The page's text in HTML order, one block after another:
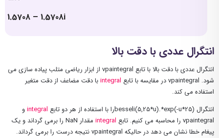
1.5708 – 1.5708i
انتگرال عددی با دقت بالا
انتگرال عددی با دقت بالا با تابع vpaintegral از ابزار ریاضی متلب پیاده سازی می
شود. vpaintegral در مقایسه با تابع
integralبا دقت مضاعف از دقت متغیر
استفاده می کند.
انتگرال besseli(5,25*u).*exp(-u*25)را با استفاده از هر دو تابع
integralو
vpaintegral را محاسبه می کنیم. تابع
integral
مقدار NaN را برمی گرداند و یک
پیغام خطا نشان می دهد در حالیکه vpaintegral نتیجه درست را برمی گرداند.